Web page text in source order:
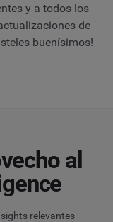
y a todos los
de
buenísimos!
al
relevantes